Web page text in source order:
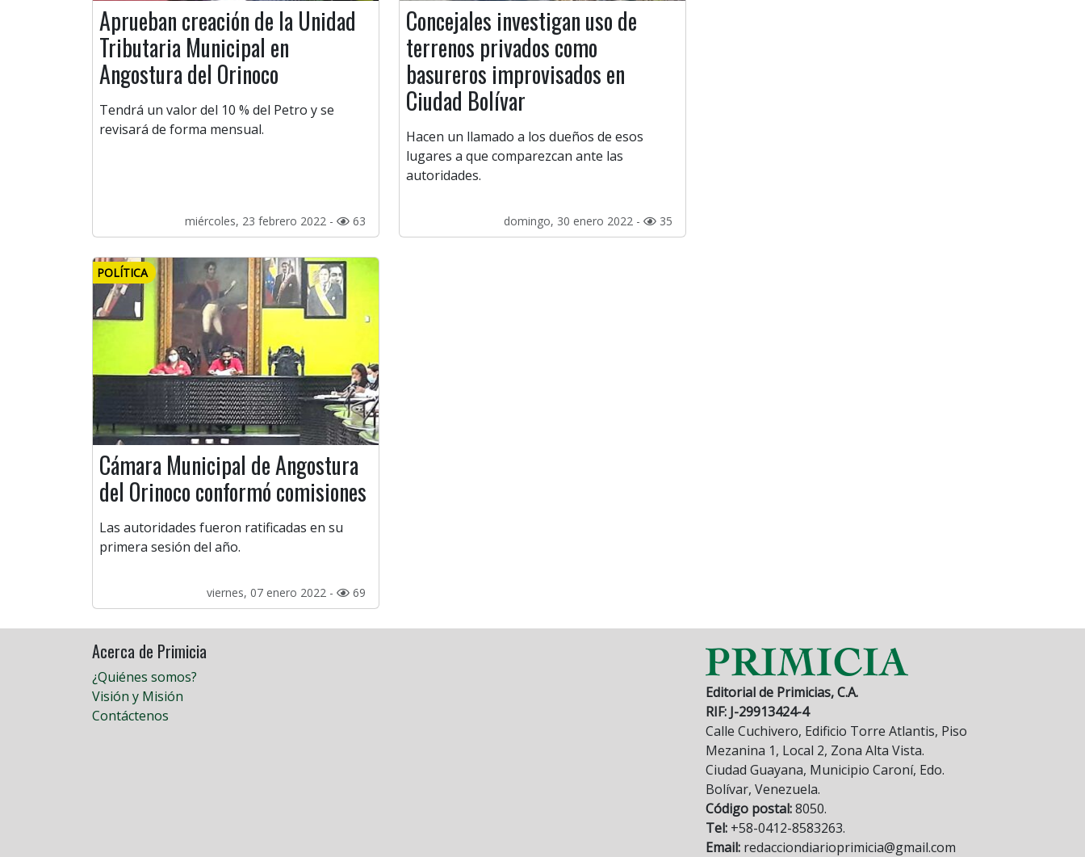
Aprueban creación de la Unidad
Tributaria Municipal en
Angostura del Orinoco
Tendrá un valor del 10 % del Petro y se
revisará de forma mensual.
miércoles, 23 febrero 2022 - 63
Concejales investigan uso de
terrenos privados como
basureros improvisados en
Ciudad Bolívar
Hacen un llamado a los dueños de esos
lugares a que comparezcan ante las
autoridades.
domingo, 30 enero 2022 - 35
POLÍTICA
Cámara Municipal de Angostura
del Orinoco conformó comisiones
Las autoridades fueron ratificadas en su
primera sesión del año.
viernes, 07 enero 2022 - 69
Acerca de Primicia
¿Quiénes somos?
Visión y Misión
Contáctenos
Editorial de Primicias, C.A.
RIF: J-29913424-4
Calle Cuchivero, Edificio Torre Atlantis, Piso
Mezanina 1, Local 2, Zona Alta Vista.
Ciudad Guayana, Municipio Caroní, Edo.
Bolívar, Venezuela.
Código postal:8050.
Tel: +58-0412-8583263.
Email: redacciondiarioprimicia@gmail.com